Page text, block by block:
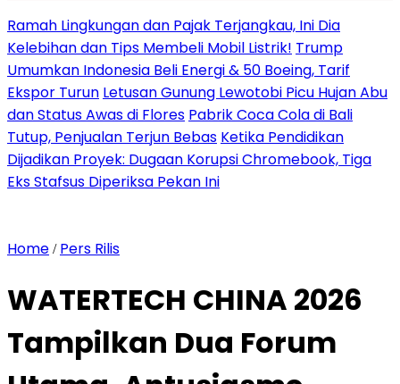
Ramah Lingkungan dan Pajak Terjangkau, Ini Dia
Kelebihan dan Tips Membeli Mobil Listrik! Trump
Umumkan Indonesia Beli Energi & 50 Boeing, Tarif
Ekspor Turun Letusan Gunung Lewotobi Picu Hujan Abu
dan Status Awas di Flores Pabrik Coca Cola di Bali
Tutup, Penjualan Terjun Bebas Ketika Pendidikan
Dijadikan Proyek: Dugaan Korupsi Chromebook, Tiga
Eks Stafsus Diperiksa Pekan Ini
Home / Pers Rilis
WATERTECH CHINA 2026
Tampilkan Dua Forum